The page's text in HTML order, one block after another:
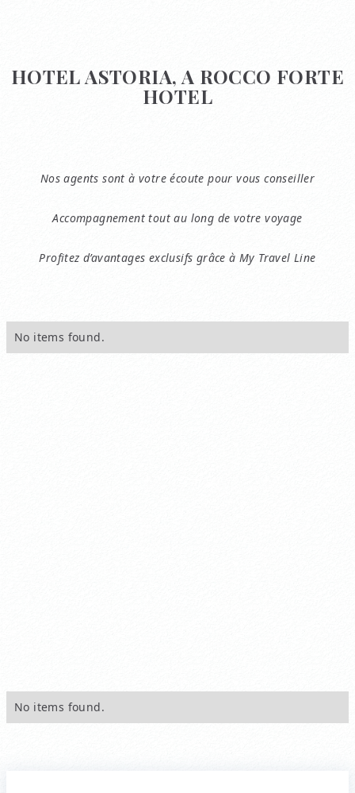
HOTEL ASTORIA, A ROCCO FORTE
HOTEL
Nos agents sont à votre écoute pour vous conseiller
Accompagnement tout au long de votre voyage
Profitez d’avantages exclusifs grâce à My Travel Line
No items found.
No items found.